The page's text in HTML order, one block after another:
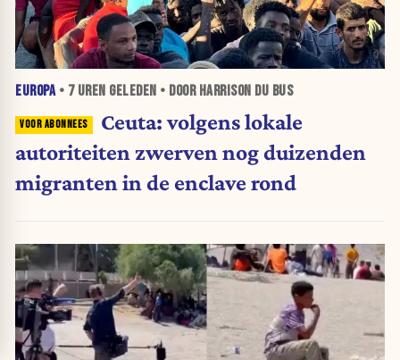
EUROPA• 7 UREN GELEDEN • DOOR HARRISON DU BUS
Ceuta: volgens lokale
autoriteiten zwerven nog duizenden
migranten in de enclave rond